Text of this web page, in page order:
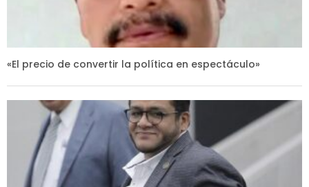
«El precio de convertir la política en espectáculo»